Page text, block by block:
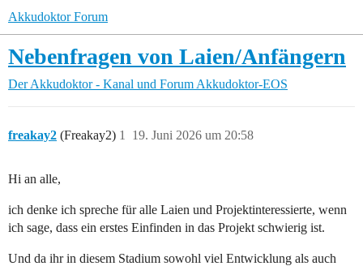
Akkudoktor Forum
Nebenfragen von Laien/Anfängern
Der Akkudoktor - Kanal und Forum Akkudoktor-EOS
freakay2 (Freakay2) 19. Juni 2026 um 20:58
1
Hi an alle,
ich denke ich spreche für alle Laien und Projektinteressierte, wenn
ich sage, dass ein erstes Einfinden in das Projekt schwierig ist.
Und da ihr in diesem Stadium sowohl viel Entwicklung als auch